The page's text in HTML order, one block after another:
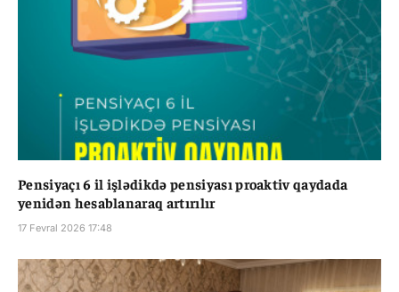
Pensiyaçı 6 il işlədikdə pensiyası proaktiv qaydada
yenidən hesablanaraq artırılır
17 Fevral 2026 17:48